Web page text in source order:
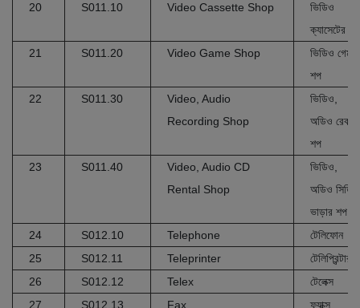
20
S011.10 Video Cassette Shop
ভিডিও
ক্যাসেটের শপ
21
S011.20 Video Game Shop
ভিডিও গেম
শপ
22
S011.30
Video, Audio
Recording Shop
ভিডিও,
অডিও
শপ
23
S011.40
Video, Audio CD
Rental Shop
ভিডিও,
অডিও সিডি
ভাড়ার শপ
24
S012.10 Telephone
টেলিফোন
25
S012.11 Teleprinter
টেলিপ্রিন্টার
26
S012.12 Telex
টেলেক্স
27
S012.13 Fax
ফ্যাক্স